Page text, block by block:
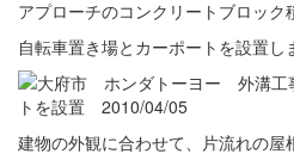
アプローチのコンクリートブロック
自転車置き場とカーポートを設置し
建物の外観に合わせて、片流れの屋